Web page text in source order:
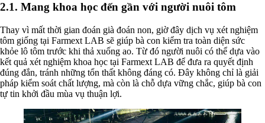
2.1. Mang khoa học đến gần với người nuôi tôm
Thay vì mất thời gian đoán già đoán non, giờ đây dịch vụ xét nghiệm
tôm giống tại Farmext LAB sẽ giúp bà con kiểm tra toàn diện sức
khỏe lô tôm trước khi thả xuống ao. Từ đó người nuôi có thể dựa vào
kết quả xét nghiệm khoa học tại Farmext LAB để đưa ra quyết định
đúng đắn, tránh những tổn thất không đáng có. Đây không chỉ là giải
pháp kiểm soát chất lượng, mà còn là chỗ dựa vững chắc, giúp bà con
tự tin khởi đầu mùa vụ thuận lợi.